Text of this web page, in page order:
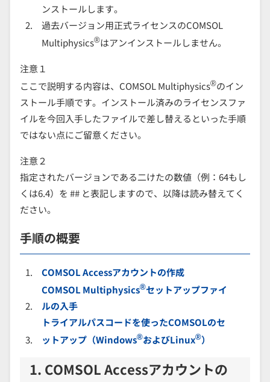
ンストールします。
過去バージョン用正式ライセンスのCOMSOL
Multiphysics®はアンインストールしません。
注意１
ここで説明する内容は、COMSOL Multiphysics®のイン
ストール手順です。インストール済みのライセンスファ
イルを今回入手したファイルで差し替えるといった手順
ではない点にご留意ください。
注意２
指定されたバージョンである二けたの数値（例：64もし
くは6.4）を ## と表記しますので、以降は読み替えてく
ださい。
手順の概要
COMSOL Accessアカウントの作成
COMSOL Multiphysics®セットアップファイ
ルの入手
トライアルパスコードを使ったCOMSOLのセ
ットアップ（Windows®およびLinux®）
1. COMSOL Accessアカウントの